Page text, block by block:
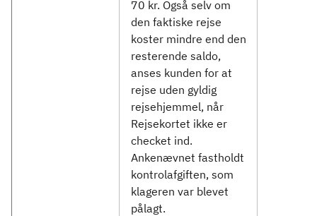
70 kr. Også selv om
den faktiske rejse
koster mindre end den
resterende saldo,
anses kunden for at
rejse uden gyldig
rejsehjemmel, når
Rejsekortet ikke er
checket ind.
Ankenævnet fastholdt
kontrolafgiften, som
klageren var blevet
pålagt.